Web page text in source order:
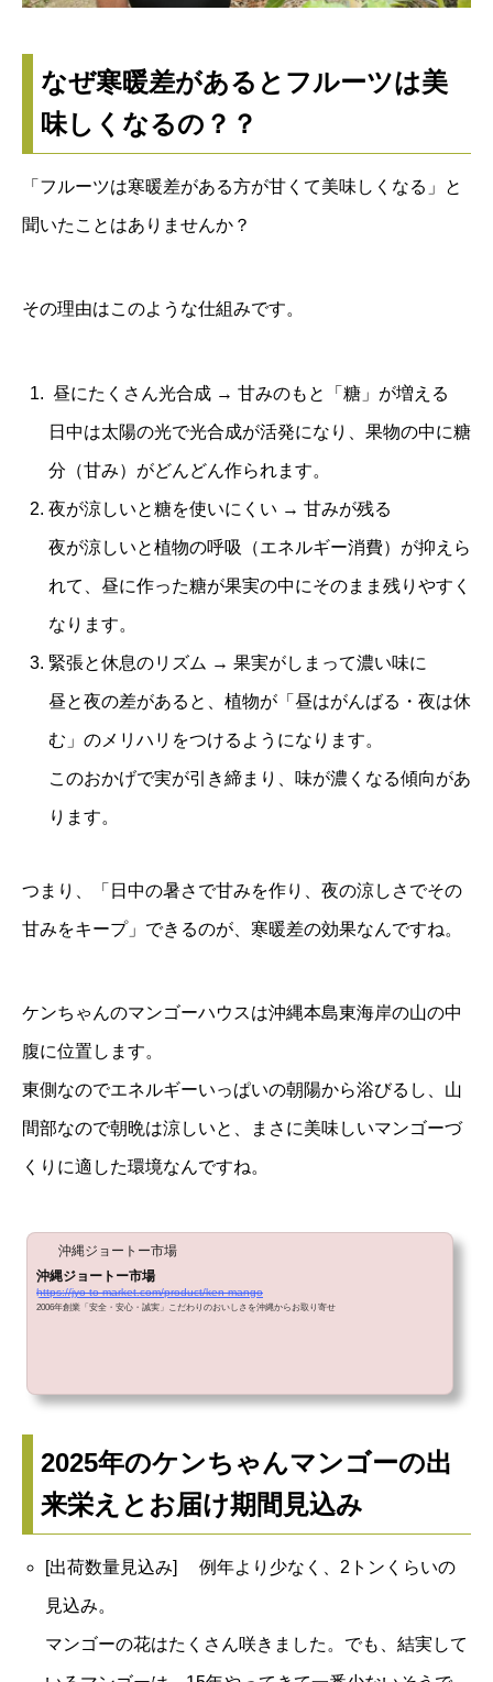
なぜ寒暖差があるとフルーツは美
味しくなるの？？
「フルーツは寒暖差がある方が甘くて美味しくなる」と
聞いたことはありませんか？
その理由はこのような仕組みです。
昼にたくさん光合成 → 甘みのもと「糖」が増える
日中は太陽の光で光合成が活発になり、果物の中に糖
分（甘み）がどんどん作られます。
夜が涼しいと糖を使いにくい → 甘みが残る
夜が涼しいと植物の呼吸（エネルギー消費）が抑えら
れて、昼に作った糖が果実の中にそのまま残りやすく
なります。
緊張と休息のリズム → 果実がしまって濃い味に
昼と夜の差があると、植物が「昼はがんばる・夜は休
む」のメリハリをつけるようになります。
このおかげで実が引き締まり、味が濃くなる傾向があ
ります。
つまり、「日中の暑さで甘みを作り、夜の涼しさでその
甘みをキープ」できるのが、寒暖差の効果なんですね。
ケンちゃんのマンゴーハウスは沖縄本島東海岸の山の中
腹に位置します。
東側なのでエネルギーいっぱいの朝陽から浴びるし、山
間部なので朝晩は涼しいと、まさに美味しいマンゴーづ
くりに適した環境なんですね。
沖縄ジョートー市場
沖縄ジョートー市場
https://jyo-to-market.com/product/ken-mango
2006年創業「安全・安心・誠実」こだわりのおいしさを沖縄からお取り寄せ
2025年のケンちゃんマンゴーの出
来栄えとお届け期間見込み
[出荷数量見込み] 例年より少なく、2トンくらいの
見込み。
マンゴーの花はたくさん咲きました。でも、結実して